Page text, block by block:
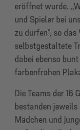
eröffnet wurde.
und Spieler bei
zu dürfen”, so
selbstgestaltete
dabei ebenso
farbenfrohen
Die Teams der 16
bestanden
Mädchen und